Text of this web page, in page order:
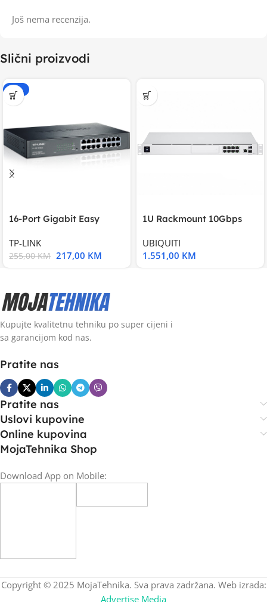
Još nema recenzija.
Slični proizvodi
-15%
16-Port Gigabit Easy
TP-LINK
255,00KM 217,00 KM
1U Rackmount 10Gbps
UBIQUITI
1.551,00 KM
Kupujte kvalitetnu tehniku po super cijeni i
sa garancijom kod nas.
Pratite nas
Pratite nas
Uslovi kupovine
Online kupovina
MojaTehnika Shop
Download App on Mobile:
Copyright © 2025 MojaTehnika. Sva prava zadržana. Web izrada:
Advertise Media